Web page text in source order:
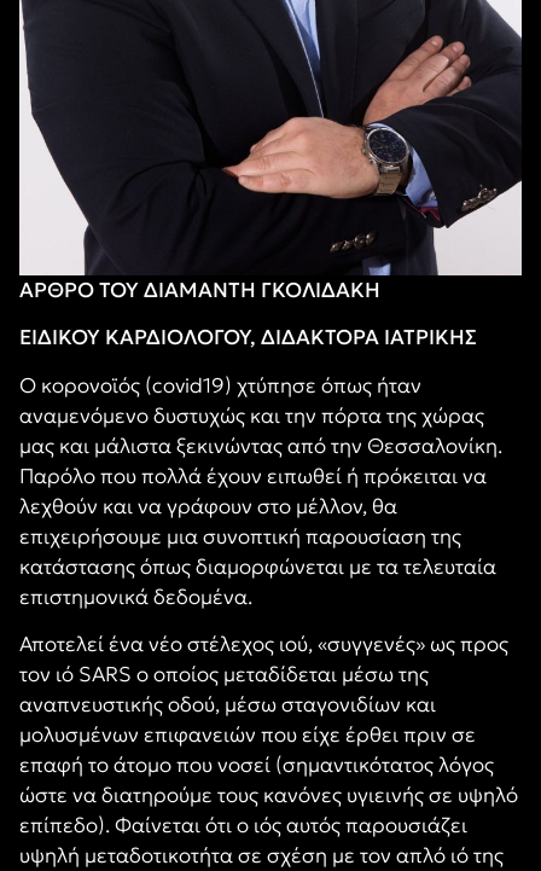
ΑΡΘΡΟ ΤΟΥΔΙΑΜΑΝΤΗ ΓΚΟΛΙΔΑΚΗ
ΕΙΔΙΚΟΥ ΚΑΡΔΙΟΛΟΓΟΥ, ΔΙΔΑΚΤΟΡΑ ΙΑΤΡΙΚΗΣ
Ο κορονοϊός (covid19) χτύπησε όπως ήταν
αναμενόμενο δυστυχώς και την πόρτα της χώρας
μας και μάλιστα ξεκινώντας από την Θεσσαλονίκη.
Παρόλο που πολλά έχουν ειπωθεί ή πρόκειται να
λεχθούν και να γράφουν στο μέλλον, θα
επιχειρήσουμε μια συνοπτική παρουσίαση της
κατάστασης όπως διαμορφώνεται με τα τελευταία
επιστημονικά δεδομένα.
Αποτελεί ένα νέο στέλεχος ιού, «συγγενές» ως προς
τον ιό SARS ο οποίος μεταδίδεται μέσω της
αναπνευστικής οδού, μέσω σταγονιδίων και
μολυσμένων επιφανειών που είχε έρθει πριν σε
επαφή το άτομο που νοσεί (σημαντικότατος λόγος
ώστε να διατηρούμε τους κανόνες υγιεινής σε υψηλό
επίπεδο). Φαίνεται ότι ο ιός αυτός παρουσιάζει
υψηλή μεταδοτικοτήτα σε σχέση με τον απλό ιό της